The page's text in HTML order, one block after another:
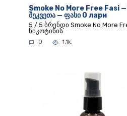
Smoke No More Free Fasi
შეკვეთა — ფასი 0 лари
5 / 5 ბრენდი Smoke No More
ნიკოტინის
0 1.1k.